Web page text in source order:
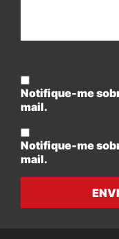
Notifique-me
mail.
Notifique-me
mail.